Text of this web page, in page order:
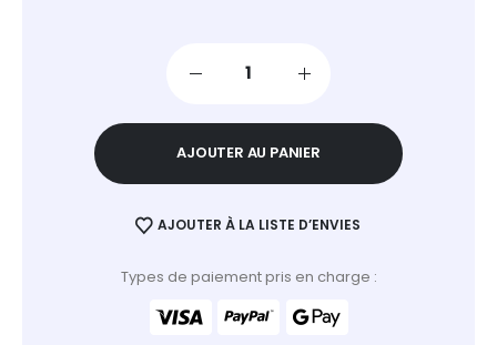
AJOUTER AU PANIER
AJOUTER À LA LISTE D’ENVIES
Types de paiement pris en charge :